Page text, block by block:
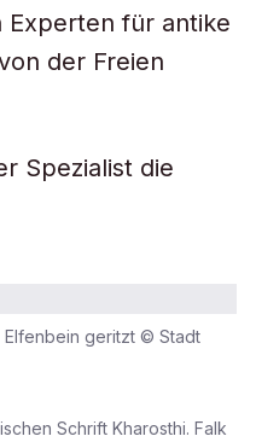
Experten für antike
der Freien
Spezialist die
Elfenbein geritzt © Stadt
Schrift Kharosthi. Falk